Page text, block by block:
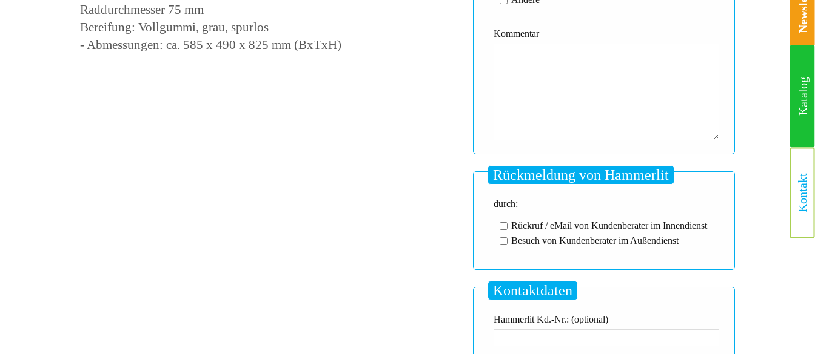
Raddurchmesser 75 mm
Bereifung: Vollgummi, grau, spurlos
- Abmessungen: ca. 585 x 490 x 825 mm (BxTxH)
Kommentar
Rückmeldung von Hammerlit
durch:
Rückruf / eMail von Kundenberater im Innendienst
Besuch von Kundenberater im Außendienst
Kontaktdaten
Hammerlit Kd.-Nr.: (optional)
Katalog
Kontakt